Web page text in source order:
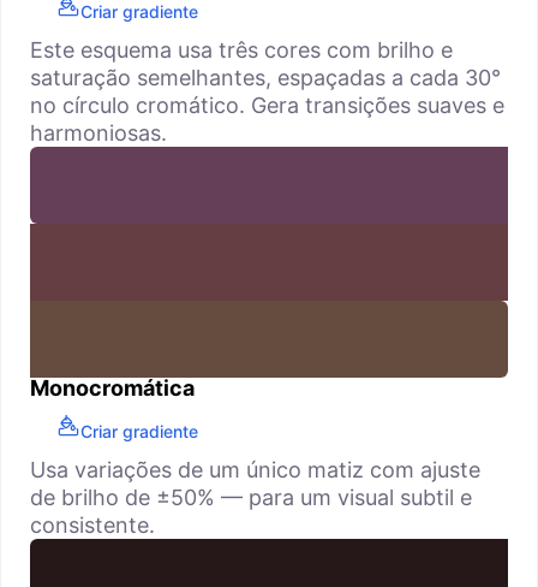
Criar gradiente
Este esquema usa três cores com brilho e
saturação semelhantes, espaçadas a cada 30°
no círculo cromático. Gera transições suaves e
harmoniosas.
Monocromática
Criar gradiente
Usa variações de um único matiz com ajuste
de brilho de ±50% — para um visual subtil e
consistente.